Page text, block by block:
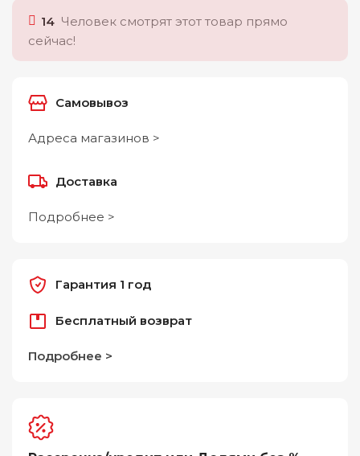
14 Человек смотрят этот товар прямо
сейчас!
Самовывоз
Адреса магазинов >
Доставка
Подробнее >
Гарантия 1 год
Бесплатный возврат
Подробнее >